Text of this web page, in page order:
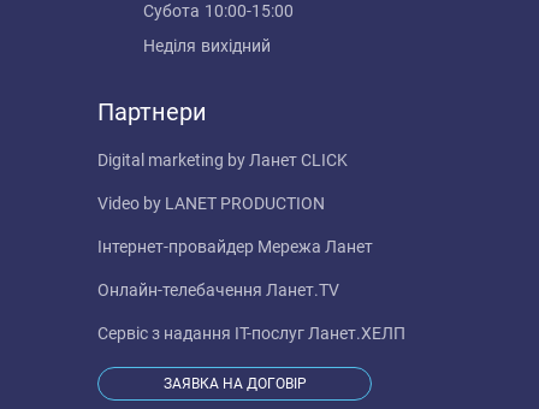
Субота 10:00-15:00
Неділя вихідний
Партнери
Digital marketing by Ланет CLICK
Video by LANET PRODUCTION
Інтернет-провайдер Мережа Ланет
Онлайн-телебачення Ланет.TV
Сервіс з надання IT-послуг Ланет.ХЕЛП
ЗАЯВКА НА ДОГОВІР